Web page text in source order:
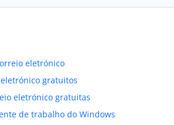
eletrónico
gratuitos
eletrónico gratuitas
de trabalho do Windows